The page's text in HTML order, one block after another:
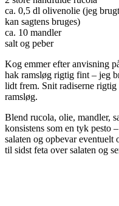
ca. 0,5 dl olivenolie (jeg
kan sagtens bruges)
ca. 10 mandler
salt og peber
Kog emmer efter anvisning
hak ramsløg rigtig fint – jeg
lidt frem. Snit radiserne
ramsløg.
Blend rucola, olie, mandler,
konsistens som en tyk pesto
salaten og opbevar
til sidst feta over salaten og